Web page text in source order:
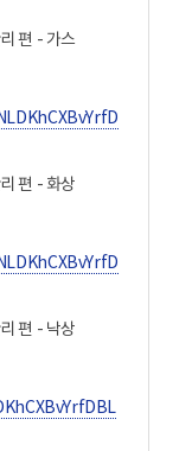
리를 비우지
옆에 있습니다.
스 밸브를
고약하고 독한
켜지 않습니다.
스가 밖으로
곳으로
아닌 인덕션이나
닥을 만지면
대처하기
. 화상을 당하면
합니다. 화상은
다. 몸에 화상을
니다. 화상이
을 손가락으로
는 물에 열이
는 찬물에
다. 이렇게 하면
. 화상 부위의
편 - 가스
편 - 화상
편 - 낙상